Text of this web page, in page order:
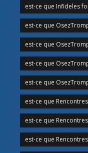
est-ce que Infideles
est-ce que
est-ce que
est-ce que
est-ce que
est-ce que
est-ce que
est-ce que